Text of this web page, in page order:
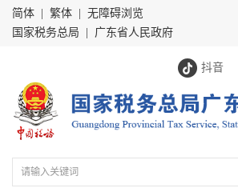
简体 繁体
无障碍浏览
国家税务总局
广东省人民政府
抖音